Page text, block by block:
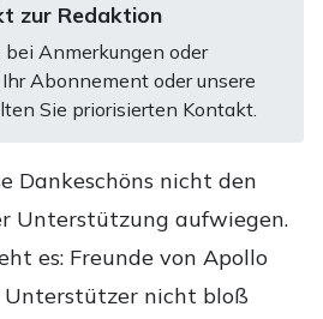
zur Redaktion
bei Anmerkungen oder
Abonnement oder unsere
Sie priorisierten Kontakt.
Dankeschöns nicht den
Unterstützung aufwiegen.
es: Freunde von Apollo
nicht bloß